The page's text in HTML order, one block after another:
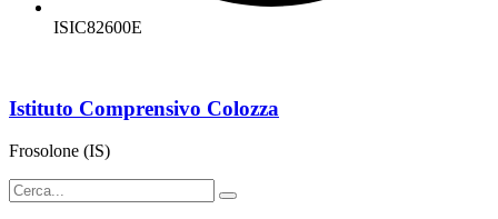
ISIC82600E
Istituto Comprensivo Colozza
Frosolone (IS)